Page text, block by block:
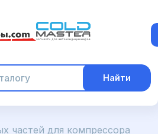
Найти
частей для компрессора